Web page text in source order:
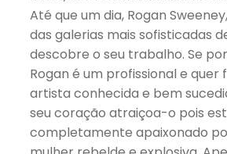
Até que um dia, Rogan
das galerias mais sofisticadas
descobre o seu trabalho. Se
Rogan é um profissional e quer
artista conhecida e bem
seu coração atraiçoa-o pois
completamente apaixonado